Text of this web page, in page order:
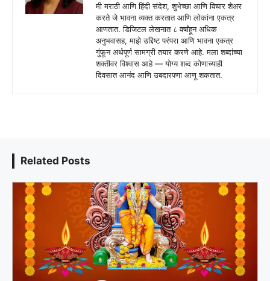
मी मराठी आणि हिंदी संदेश, शुभेच्छा आणि विचार शेअर
करते जे भावना व्यक्त करतात आणि लोकांना एकत्र
आणतात. डिजिटल लेखनात ८ वर्षांहून अधिक
अनुभवासह, माझे उद्दिष्ट परंपरा आणि भावना एकत्र
गुंफून अर्थपूर्ण सामग्री तयार करणे आहे. मला शब्दांच्या
शक्तीवर विश्वास आहे — योग्य शब्द कोणाच्याही
दिवसात आनंद आणि उबदारपणा आणू शकतात.
Related Posts